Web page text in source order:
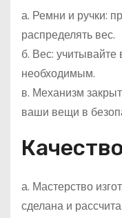
а. Ремни и ручки:
распределять вес.
б. Вес: учитывайте
необходимым.
в. Механизм
ваши вещи в
а. Мастерство
сделана и